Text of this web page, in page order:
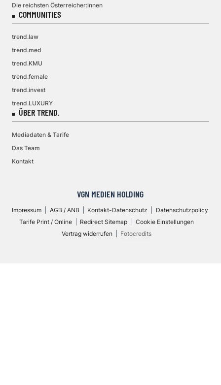
Die reichsten Österreicher:innen
COMMUNITIES
trend.law
trend.med
trend.KMU
trend.female
trend.invest
trend.LUXURY
ÜBER TREND.
Mediadaten & Tarife
Das Team
Kontakt
VGN MEDIEN HOLDING
Impressum AGB / ANB Kontakt-Datenschutz
Datenschutzpolicy
Tarife Print / Online
Redirect Sitemap
Cookie Einstellungen
Vertrag widerrufen
Fotocredits